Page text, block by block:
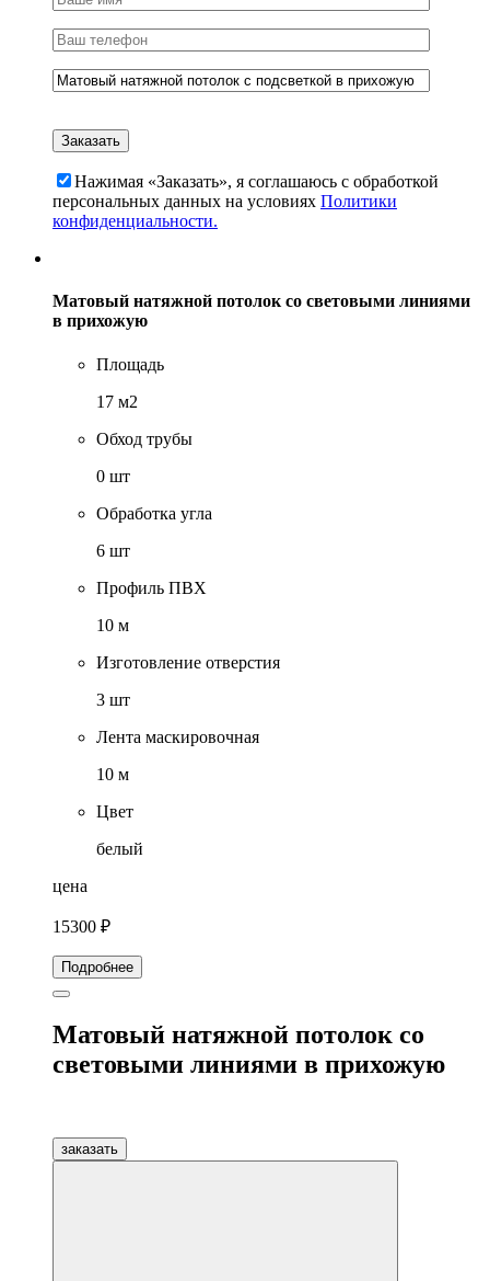
Нажимая «Заказать», я соглашаюсь c обработкой
персональных данных на условиях Политики
конфиденциальности.
Матовый натяжной потолок со световыми линиями
в прихожую
Площадь
17 м2
Обход трубы
0 шт
Обработка угла
6 шт
Профиль ПВХ
10 м
Изготовление отверстия
3 шт
Лента маскировочная
10 м
Цвет
белый
цена
15300 ₽
Подробнее
Матовый натяжной потолок со
световыми линиями в прихожую
заказать